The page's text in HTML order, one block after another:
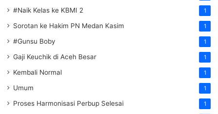
#Naik Kelas ke KBMI 2 1
Sorotan ke Hakim PN Medan Kasim 1
#Gunsu Boby 1
Gaji Keuchik di Aceh Besar 1
Kembali Normal 1
Umum 1
Proses Harmonisasi Perbup Selesai 1